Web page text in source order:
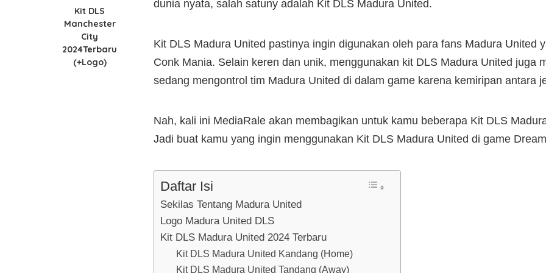
Kit DLS
Manchester
City
2024Terbaru
(+Logo)
dunia nyata, salah satuny adalah Kit DLS Madura United.
Kit DLS Madura United pastinya ingin digunakan oleh para fans Madura United
Conk Mania. Selain keren dan unik, menggunakan kit DLS Madura United juga
sedang mengontrol tim Madura United di dalam game karena kemiripan antara
Nah, kali ini MediaRale akan membagikan untuk kamu beberapa Kit DLS
Jadi buat kamu yang ingin menggunakan Kit DLS Madura United di game
Daftar Isi
Sekilas Tentang Madura United
Logo Madura United DLS
Kit DLS Madura United 2024 Terbaru
Kit DLS Madura United Kandang (Home)
Kit DLS Madura United Tandang (Away)